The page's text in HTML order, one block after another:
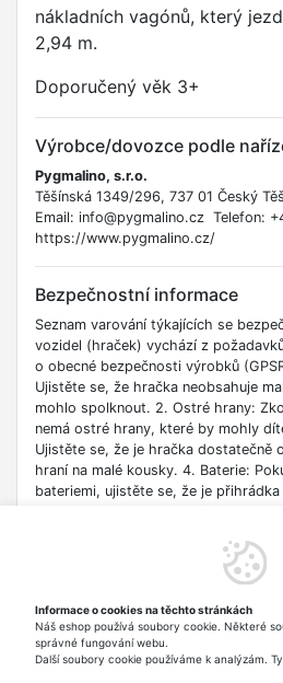
nákladních vagónů, který
2,94 m.
Doporučený věk 3+
Výrobce/dovozce podle
Pygmalino, s.r.o.
Těšínská 1349/296, 737 01 Český
Email: info@pygmalino.cz Telefon:
https://www.pygmalino.cz/
Bezpečnostní informace
Seznam varování týkajících se
vozidel (hraček) vychází z
o obecné bezpečnosti výrobků
Ujistěte se, že hračka neobsahuje
mohlo spolknout. 2. Ostré hrany:
nemá ostré hrany, které by mohly
Ujistěte se, že je hračka dostatečně
hraní na malé kousky. 4. Baterie:
bateriemi, ujistěte se, že je
Toxické materiály: Ujistěte se, že
toxických materiálů. 7. Věk dítěte:
Čištění: Pravidelně čistěte hračku,
bakterií. 10. Skladování: Uchovávejte
místě, mimo dosah zdrojů tepla a
Informace o cookies na těchto stránkách
Náš eshop používá soubory cookie. Některé
správné fungování webu.
Další soubory cookie používáme k analýzám.